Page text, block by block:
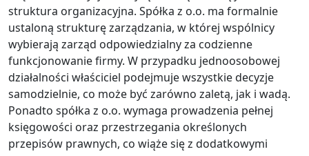
struktura organizacyjna. Spółka z o.o. ma formalnie
ustaloną strukturę zarządzania, w której wspólnicy
wybierają zarząd odpowiedzialny za codzienne
funkcjonowanie firmy. W przypadku jednoosobowej
działalności właściciel podejmuje wszystkie decyzje
samodzielnie, co może być zarówno zaletą, jak i wadą.
Ponadto spółka z o.o. wymaga prowadzenia pełnej
księgowości oraz przestrzegania określonych
przepisów prawnych, co wiąże się z dodatkowymi